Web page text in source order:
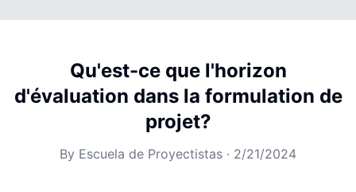
Qu'est-ce que l'horizon
d'évaluation dans la formulation de
projet?
By Escuela de Proyectistas · 2/21/2024